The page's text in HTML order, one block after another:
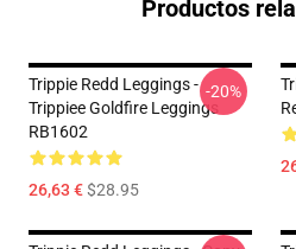
Productos
Trippie Redd Leggings -
Trippiee Goldfire Leggings
RB1602
26,63 €$28.95
-20%